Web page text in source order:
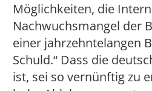
Möglichkeiten, die
Nachwuchsmangel der
einer jahrzehntelangen
Schuld.“ Dass die
ist, sei so vernünftig zu